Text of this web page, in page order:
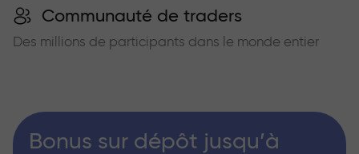
Communauté de traders
Des millions de participants dans le monde entier
Bonus sur dépôt jusqu’à